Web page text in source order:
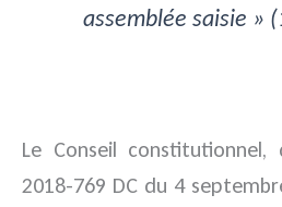
assemblée saisie »
Le Conseil constitutionnel,
2018-769 DC du 4